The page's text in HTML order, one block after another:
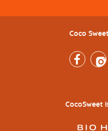
Coco
Facebook
CocoSweet